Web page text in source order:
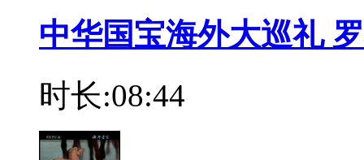
中华国宝海外大巡礼
时长:08:44